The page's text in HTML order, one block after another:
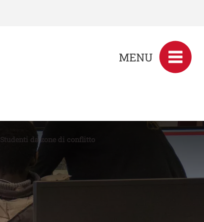
MENU
Studenti da zone di conflitto